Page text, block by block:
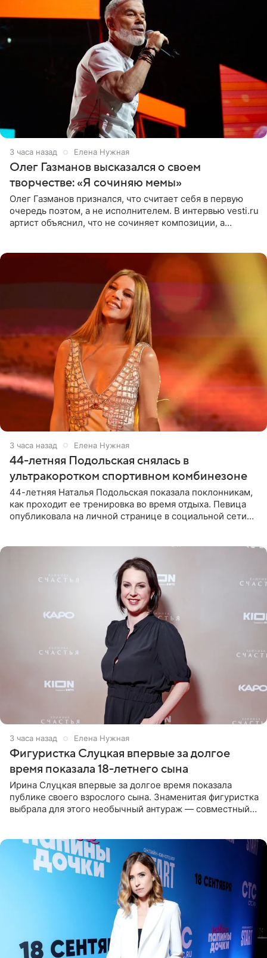
3 часа назад Елена Нужная
Олег Газманов высказался о своем
творчестве: «Я сочиняю мемы»
Олег Газманов признался, что считает себя в первую
очередь поэтом, а не исполнителем. В интервью vesti.ru
артист объяснил, что не сочиняет композиции, а
3 часа назад Елена Нужная
44-летняя Подольская снялась в
ультракоротком спортивном комбинезоне
44-летняя Наталья Подольская показала поклонникам,
как проходит ее тренировка во время отдыха. Певица
опубликовала на личной странице в социальной сети
3 часа назад Елена Нужная
Фигуристка Слуцкая впервые за долгое
время показала 18-летнего сына
Ирина Слуцкая впервые за долгое время показала
публике своего взрослого сына. Знаменитая фигуристка
выбрала для этого необычный антураж — совместный